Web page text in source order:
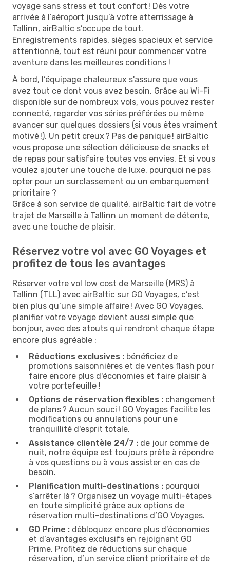
voyage sans stress et tout confort ! Dès votre
arrivée à l’aéroport jusqu’à votre atterrissage à
Tallinn, airBaltic s’occupe de tout.
Enregistrements rapides, sièges spacieux et service
attentionné, tout est réuni pour commencer votre
aventure dans les meilleures conditions !
À bord, l’équipage chaleureux s'assure que vous
avez tout ce dont vous avez besoin. Grâce au Wi-Fi
disponible sur de nombreux vols, vous pouvez rester
connecté, regarder vos séries préférées ou même
avancer sur quelques dossiers (si vous êtes vraiment
motivé !). Un petit creux ? Pas de panique ! airBaltic
vous propose une sélection délicieuse de snacks et
de repas pour satisfaire toutes vos envies. Et si vous
voulez ajouter une touche de luxe, pourquoi ne pas
opter pour un surclassement ou un embarquement
prioritaire ?
Grâce à son service de qualité, airBaltic fait de votre
trajet de Marseille à Tallinn un moment de détente,
avec une touche de plaisir.
Réservez votre vol avec GO Voyages et
profitez de tous les avantages
Réserver votre vol low cost de Marseille (MRS) à
Tallinn (TLL) avec airBaltic sur GO Voyages, c’est
bien plus qu’une simple affaire ! Avec GO Voyages,
planifier votre voyage devient aussi simple que
bonjour, avec des atouts qui rendront chaque étape
encore plus agréable :
Réductions exclusives : bénéficiez de
promotions saisonnières et de ventes flash pour
faire encore plus d'économies et faire plaisir à
votre portefeuille !
Options de réservation flexibles : changement
de plans ? Aucun souci ! GO Voyages facilite les
modifications ou annulations pour une
tranquillité d'esprit totale.
Assistance clientèle 24/7 : de jour comme de
nuit, notre équipe est toujours prête à répondre
à vos questions ou à vous assister en cas de
besoin.
Planification multi-destinations : pourquoi
s’arrêter là ? Organisez un voyage multi-étapes
en toute simplicité grâce aux options de
réservation multi-destinations d’GO Voyages.
GO Prime : débloquez encore plus d’économies
et d’avantages exclusifs en rejoignant GO
Prime. Profitez de réductions sur chaque
réservation, d’un service client prioritaire et de